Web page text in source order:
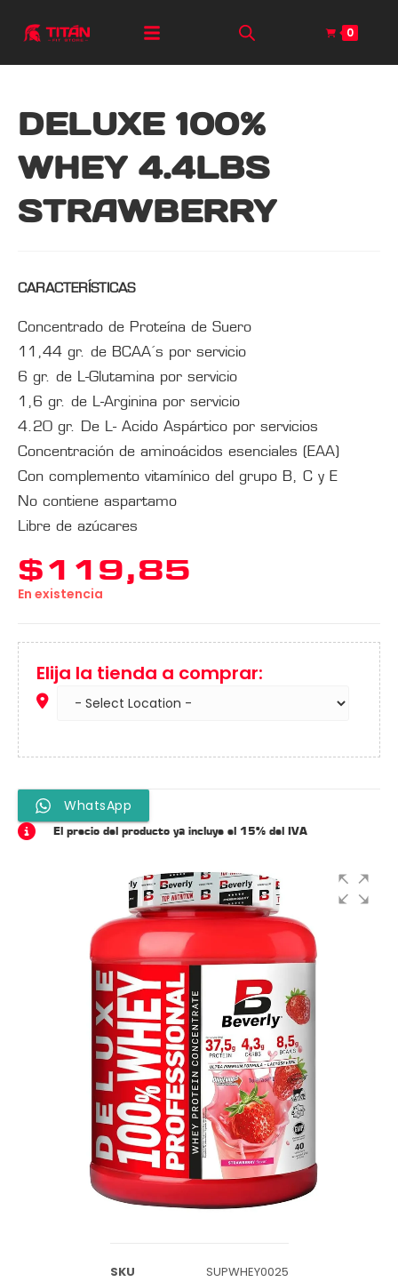
0
DELUXE 100%
WHEY 4.4LBS
STRAWBERRY
CARACTERÍSTICAS
Concentrado de Proteína de Suero
11,44 gr. de BCAA´s por servicio
6 gr. de L-Glutamina por servicio
1,6 gr. de L-Arginina por servicio
4.20 gr. De L- Acido Aspártico por servicios
Concentración de aminoácidos esenciales (EAA)
Con complemento vitamínico del grupo B, C y E
No contiene aspartamo
Libre de azúcares
$119,85
En existencia
Elija la tienda a comprar:
WhatsApp
El precio del producto ya incluye el 15% del IVA
SKU
SUPWHEY0025